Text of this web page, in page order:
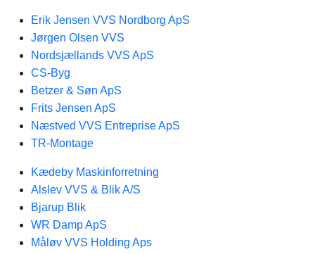
Erik Jensen VVS Nordborg ApS
Jørgen Olsen VVS
Nordsjællands VVS ApS
CS-Byg
Betzer & Søn ApS
Frits Jensen ApS
Næstved VVS Entreprise ApS
TR-Montage
Kædeby Maskinforretning
Alslev VVS & Blik A/S
Bjarup Blik
WR Damp ApS
Måløv VVS Holding Aps